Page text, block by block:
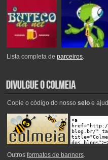
Lista completa deparceiros.
Copie o código do nosso seloe
Outros formatos de banners.